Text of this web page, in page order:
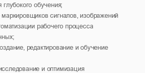
обучения;
сигналов, изображений
рабочего процесса
редактирование и обучение
и оптимизация